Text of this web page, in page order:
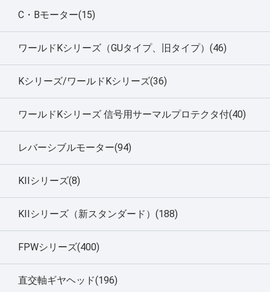
C・Bモーター(15)
ワールドKシリーズ（GUタイプ、旧タイプ）(46)
Kシリーズ/ワールドKシリーズ(36)
ワールドKシリーズ 信号用サーマルプロテクタ付(40)
レバーシブルモーター(94)
KIIシリーズ(8)
KIIシリーズ（新スタンダード）(188)
FPWシリーズ(400)
直交軸ギヤヘッド(196)